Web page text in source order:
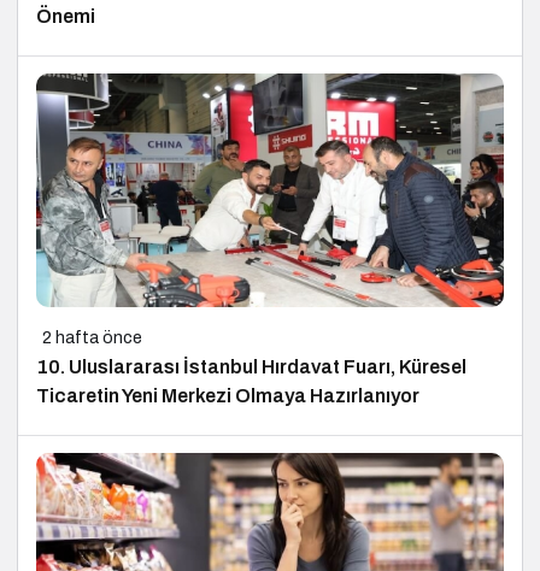
Önemi
2 hafta önce
10. Uluslararası İstanbul Hırdavat Fuarı, Küresel
Ticaretin Yeni Merkezi Olmaya Hazırlanıyor